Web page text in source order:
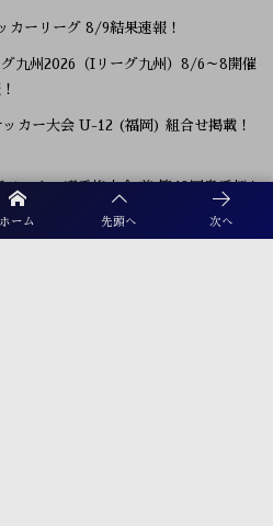
ホーム 先頭へ 次へ
ーリーグ 8/9結果速報！
九州2026（Iリーグ九州）8/6～8開催
カー大会 U-12 (福岡) 組合せ掲載！
ッカー選手権大会 兼 第48回皇后杯九